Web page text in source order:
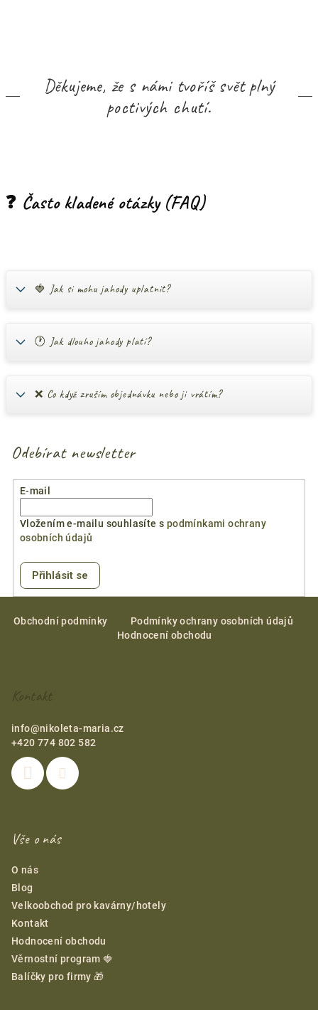
Děkujeme, že s námi tvoříš svět plný
poctivých chutí.
❓ Často kladené otázky (FAQ)
🍓 Jak si mohu jahody uplatnit?
🕐 Jak dlouho jahody platí?
❌ Co když zruším objednávku nebo ji vrátím?
Odebírat newsletter
E-mail
Vložením e-mailu souhlasíte s podmínkami ochrany
osobních údajů
Přihlásit se
Obchodní podmínky
Podmínky ochrany osobních údajů
Hodnocení obchodu
Kontakt
info@nikoleta-maria.cz
+420 774 802 582
Vše o nás
O nás
Blog
Velkoobchod pro kavárny/hotely
Kontakt
Hodnocení obchodu
Věrnostní program 🍓
Balíčky pro firmy 🎁